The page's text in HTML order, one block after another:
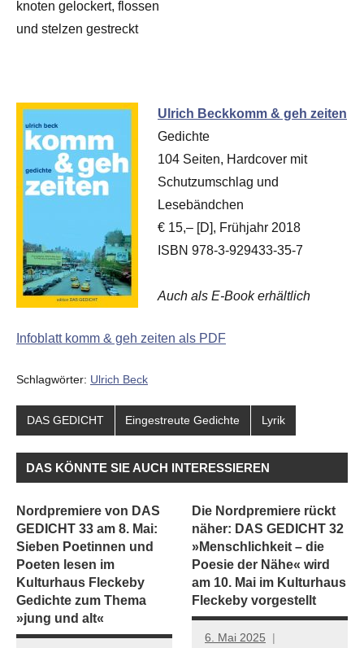
knoten gelockert, flossen
und stelzen gestreckt
Ulrich Beckkomm & geh zeiten
Gedichte
104 Seiten, Hardcover mit
Schutzumschlag und
Lesebändchen
€ 15,– [D], Frühjahr 2018
ISBN 978-3-929433-35-7
Auch als E-Book erhältlich
Infoblatt komm & geh zeiten als PDF
Schlagwörter: Ulrich Beck
DAS GEDICHT Eingestreute Gedichte Lyrik
DAS KÖNNTE SIE AUCH INTERESSIEREN
Nordpremiere von DAS
GEDICHT 33 am 8. Mai:
Sieben Poetinnen und
Poeten lesen im
Kulturhaus Fleckeby
Gedichte zum Thema
»jung und alt«
Die Nordpremiere rückt
näher: DAS GEDICHT 32
»Menschlichkeit – die
Poesie der Nähe« wird
am 10. Mai im Kulturhaus
Fleckeby vorgestellt
6. Mai 2025